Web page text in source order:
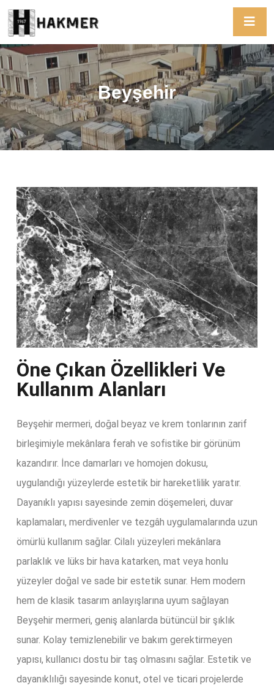
Beyşehir
Öne Çıkan Özellikleri Ve
Kullanım Alanları​
Beyşehir mermeri, doğal beyaz ve krem tonlarının zarif
birleşimiyle mekânlara ferah ve sofistike bir görünüm
kazandırır. İnce damarları ve homojen dokusu,
uygulandığı yüzeylerde estetik bir hareketlilik yaratır.
Dayanıklı yapısı sayesinde zemin döşemeleri, duvar
kaplamaları, merdivenler ve tezgâh uygulamalarında uzun
ömürlü kullanım sağlar. Cilalı yüzeyleri mekânlara
parlaklık ve lüks bir hava katarken, mat veya honlu
yüzeyler doğal ve sade bir estetik sunar. Hem modern
hem de klasik tasarım anlayışlarına uyum sağlayan
Beyşehir mermeri, geniş alanlarda bütüncül bir şıklık
sunar. Kolay temizlenebilir ve bakım gerektirmeyen
yapısı, kullanıcı dostu bir taş olmasını sağlar. Estetik ve
dayanıklılığı sayesinde konut, otel ve ticari projelerde